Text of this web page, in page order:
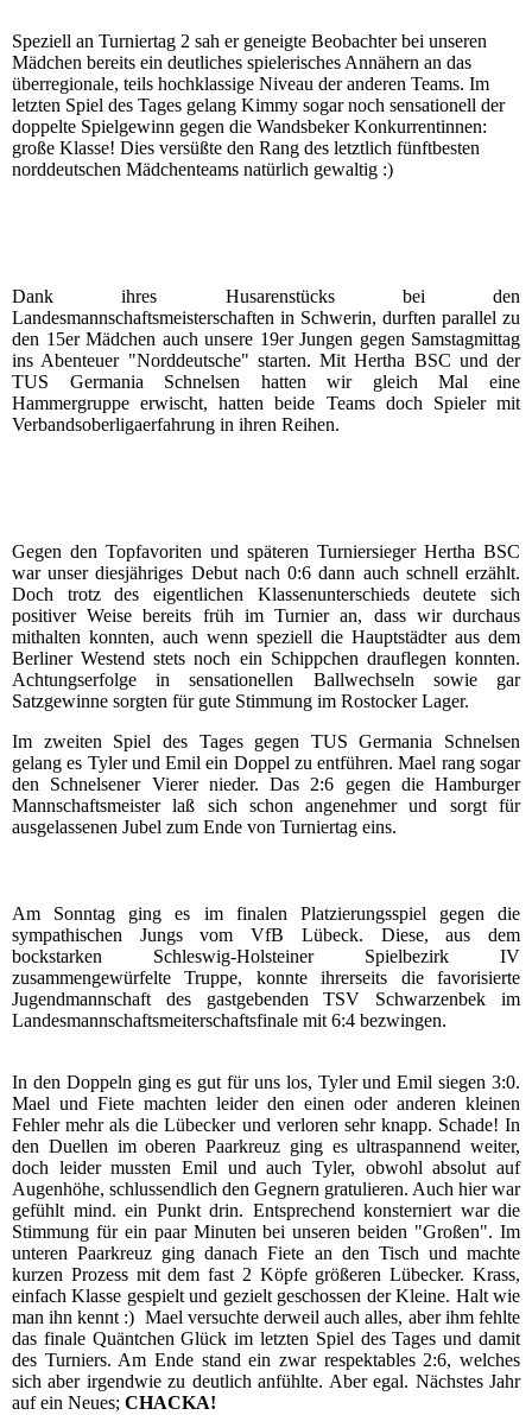
Speziell an Turniertag 2 sah er geneigte Beobachter bei unseren
Mädchen bereits ein deutliches spielerisches Annähern an das
überregionale, teils hochklassige Niveau der anderen Teams. Im
letzten Spiel des Tages gelang Kimmy sogar noch sensationell der
doppelte Spielgewinn gegen die Wandsbeker Konkurrentinnen:
große Klasse! Dies versüßte den Rang des letztlich fünftbesten
norddeutschen Mädchenteams natürlich gewaltig :)
Dank ihres Husarenstücks bei den
Landesmannschaftsmeisterschaften in Schwerin, durften parallel zu
den 15er Mädchen auch unsere 19er Jungen gegen Samstagmittag
ins Abenteuer "Norddeutsche" starten. Mit Hertha BSC und der
TUS Germania Schnelsen hatten wir gleich Mal eine
Hammergruppe erwischt, hatten beide Teams doch Spieler mit
Verbandsoberligaerfahrung in ihren Reihen.
Gegen den Topfavoriten und späteren Turniersieger Hertha BSC
war unser diesjähriges Debut nach 0:6 dann auch schnell erzählt.
Doch trotz des eigentlichen Klassenunterschieds deutete sich
positiver Weise bereits früh im Turnier an, dass wir durchaus
mithalten konnten, auch wenn speziell die Hauptstädter aus dem
Berliner Westend stets noch ein Schippchen drauflegen konnten.
Achtungserfolge in sensationellen Ballwechseln sowie gar
Satzgewinne sorgten für gute Stimmung im Rostocker Lager.
Im zweiten Spiel des Tages gegen TUS Germania Schnelsen
gelang es Tyler und Emil ein Doppel zu entführen. Mael rang sogar
den Schnelsener Vierer nieder. Das 2:6 gegen die Hamburger
Mannschaftsmeister laß sich schon angenehmer und sorgt für
ausgelassenen Jubel zum Ende von Turniertag eins.
Am Sonntag ging es im finalen Platzierungsspiel gegen die
sympathischen Jungs vom VfB Lübeck. Diese, aus dem
bockstarken Schleswig-Holsteiner Spielbezirk IV
zusammengewürfelte Truppe, konnte ihrerseits die favorisierte
Jugendmannschaft des gastgebenden TSV Schwarzenbek im
Landesmannschaftsmeiterschaftsfinale mit 6:4 bezwingen.
In den Doppeln ging es gut für uns los, Tyler und Emil siegen 3:0.
Mael und Fiete machten leider den einen oder anderen kleinen
Fehler mehr als die Lübecker und verloren sehr knapp. Schade! In
den Duellen im oberen Paarkreuz ging es ultraspannend weiter,
doch leider mussten Emil und auch Tyler, obwohl absolut auf
Augenhöhe, schlussendlich den Gegnern gratulieren. Auch hier war
gefühlt mind. ein Punkt drin. Entsprechend konsterniert war die
Stimmung für ein paar Minuten bei unseren beiden "Großen". Im
unteren Paarkreuz ging danach Fiete an den Tisch und machte
kurzen Prozess mit dem fast 2 Köpfe größeren Lübecker. Krass,
einfach Klasse gespielt und gezielt geschossen der Kleine. Halt wie
man ihn kennt :) Mael versuchte derweil auch alles, aber ihm fehlte
das finale Quäntchen Glück im letzten Spiel des Tages und damit
des Turniers. Am Ende stand ein zwar respektables 2:6, welches
sich aber irgendwie zu deutlich anfühlte. Aber egal. Nächstes Jahr
auf ein Neues; CHACKA!